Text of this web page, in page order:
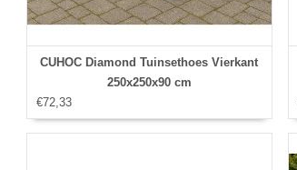
CUHOC Diamond Tuinsethoes Vierkant
250x250x90 cm
€72,33